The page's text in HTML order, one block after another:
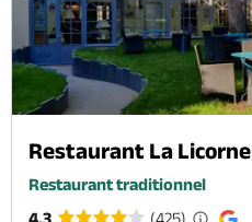
Restaurant La Licorne
Restaurant traditionnel
4.3
(425)